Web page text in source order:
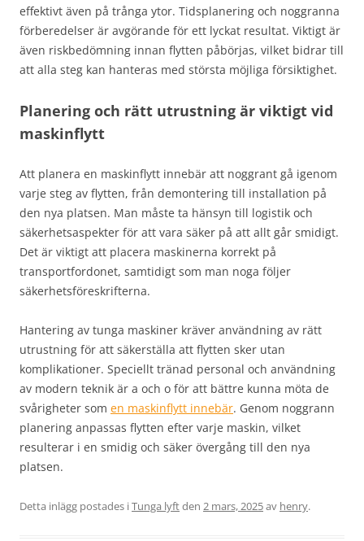
effektivt även på trånga ytor. Tidsplanering och noggranna
förberedelser är avgörande för ett lyckat resultat. Viktigt är
även riskbedömning innan flytten påbörjas, vilket bidrar till
att alla steg kan hanteras med största möjliga försiktighet.
Planering och rätt utrustning är viktigt vid
maskinflytt
Att planera en maskinflytt innebär att noggrant gå igenom
varje steg av flytten, från demontering till installation på
den nya platsen. Man måste ta hänsyn till logistik och
säkerhetsaspekter för att vara säker på att allt går smidigt.
Det är viktigt att placera maskinerna korrekt på
transportfordonet, samtidigt som man noga följer
säkerhetsföreskrifterna.
Hantering av tunga maskiner kräver användning av rätt
utrustning för att säkerställa att flytten sker utan
komplikationer. Speciellt tränad personal och användning
av modern teknik är a och o för att bättre kunna möta de
svårigheter som en maskinflytt innebär. Genom noggrann
planering anpassas flytten efter varje maskin, vilket
resulterar i en smidig och säker övergång till den nya
platsen.
Detta inlägg postades iTunga lyftden 2 mars, 2025av henry.